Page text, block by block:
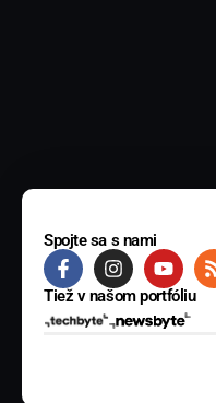
Spojte sa s nami
Tiež v našom portfóliu